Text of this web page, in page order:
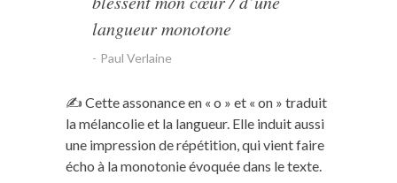
langueur monotone
Paul Verlaine
✍️ Cette assonance en « o » et « on » traduit
la mélancolie et la langueur. Elle induit aussi
une impression de répétition, qui vient faire
écho à la monotonie évoquée dans le texte.